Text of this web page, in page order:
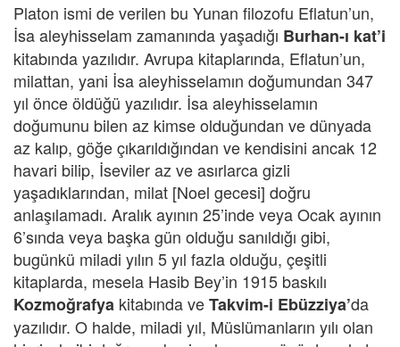
Platon ismi de verilen bu Yunan filozofu Eflatun’un,
İsa aleyhisselam zamanında yaşadığı Burhan-ı kat’i
kitabında yazılıdır. Avrupa kitaplarında, Eflatun’un,
milattan, yani İsa aleyhisselamın doğumundan 347
yıl önce öldüğü yazılıdır. İsa aleyhisselamın
doğumunu bilen az kimse olduğundan ve dünyada
az kalıp, göğe çıkarıldığından ve kendisini ancak 12
havari bilip, İseviler az ve asırlarca gizli
yaşadıklarından, milat [Noel gecesi] doğru
anlaşılamadı. Aralık ayının 25’inde veya Ocak ayının
6’sında veya başka gün olduğu sanıldığı gibi,
bugünkü miladi yılın 5 yıl fazla olduğu, çeşitli
kitaplarda, mesela Hasib Bey’in 1915 baskılı
Kozmoğrafya kitabında veTakvim-i Ebüzziya’da
yazılıdır. O halde, miladi yıl, Müslümanların yılı olan